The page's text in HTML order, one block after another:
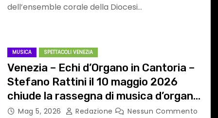
dell’ensemble corale della Diocesi…
MUSICA SPETTACOLI VENEZIA
Venezia – Echi d’Organo in Cantoria –
Stefano Rattini il 10 maggio 2026
chiude la rassegna di musica d’organo
curata da Massimo Bisson
Mag 5, 2026 Redazione Nessun Commento